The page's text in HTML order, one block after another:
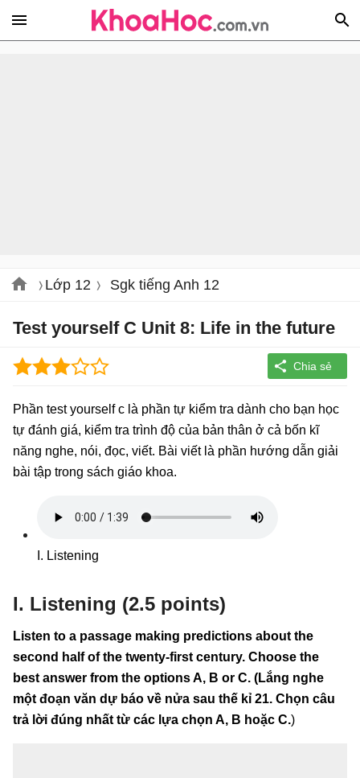
Lớp 12 Sgk tiếng Anh 12
Test yourself C Unit 8: Life in the future
Phần test yourself c là phần tự kiểm tra dành cho bạn học
tự đánh giá, kiểm tra trình độ của bản thân ở cả bốn kĩ
năng nghe, nói, đọc, viết. Bài viết là phần hướng dẫn giải
bài tập trong sách giáo khoa.
I. Listening
I. Listening (2.5 points)
Listen to a passage making predictions about the
second half of the twenty-first century. Choose the
best answer from the options A, B or C. (Lắng nghe
một đoạn văn dự báo về nửa sau thế kỉ 21. Chọn câu
trả lời đúng nhất từ các lựa chọn A, B hoặc C.)